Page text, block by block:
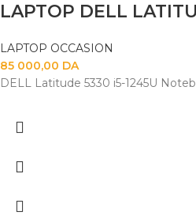
LAPTOP DELL
LAPTOP OCCASION
85 000,00 DA
DELL Latitude 5330 i5-1245U